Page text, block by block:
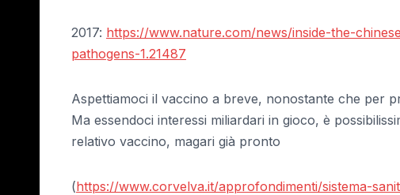
2017: https://www.nature.com/news/inside-the-
pathogens-1.21487
Aspettiamoci il vaccino a breve, nonostante che per
Ma essendoci interessi miliardari in gioco, è
relativo vaccino, magari già pronto
(https://www.corvelva.it/approfondimenti/sistema-